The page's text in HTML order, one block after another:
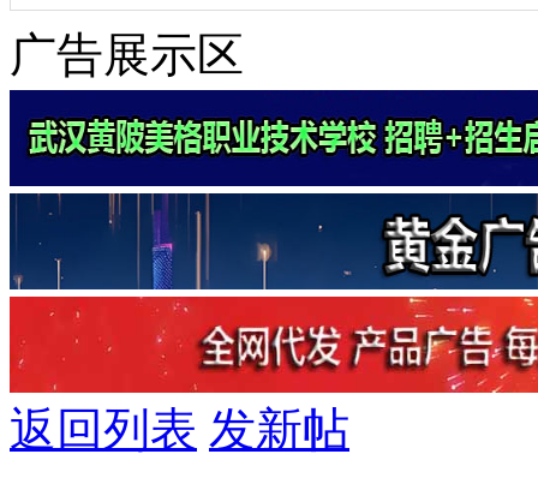
广告展示区
返回列表 发新帖